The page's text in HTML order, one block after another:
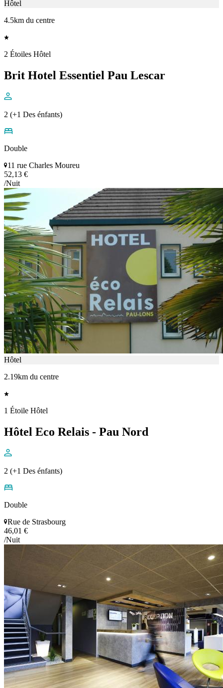
Hôtel
4.5km du centre
2 Étoiles Hôtel
Brit Hotel Essentiel Pau Lescar
2 (+1 Des énfants)
Double
11 rue Charles Moureu
52,13 €
/Nuit
Hôtel
2.19km du centre
1 Étoile Hôtel
Hôtel Eco Relais - Pau Nord
2 (+1 Des énfants)
Double
Rue de Strasbourg
46,01 €
/Nuit